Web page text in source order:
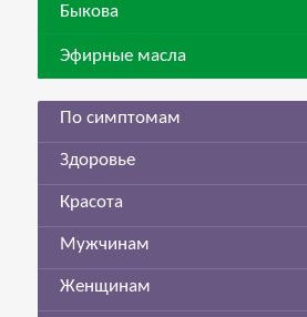
Быкова
Эфирные масла
По симптомам
Здоровье
Красота
Мужчинам
Женщинам